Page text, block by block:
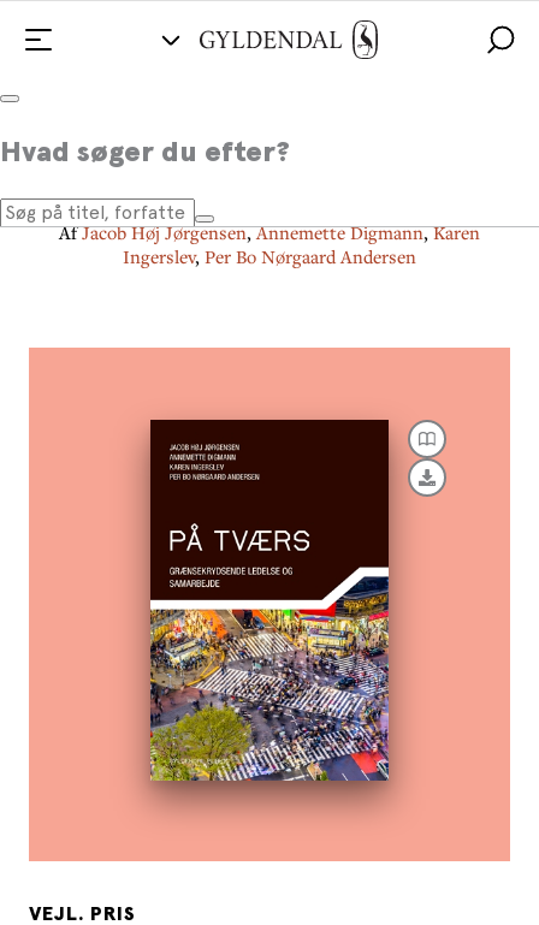
Hvad søger du efter?
På tværs
Grænsekrydsende ledelse og samarbejde
AfJacob Høj Jørgensen,Annemette Digmann,Karen
Ingerslev, Per Bo Nørgaard Andersen
VEJL. PRIS